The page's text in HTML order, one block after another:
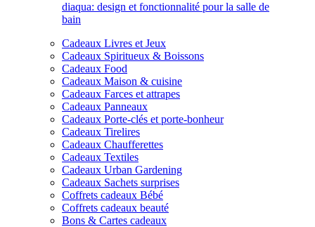
diaqua: design et fonctionnalité pour la salle de
bain
Cadeaux Livres et Jeux
Cadeaux Spiritueux & Boissons
Cadeaux Food
Cadeaux Maison & cuisine
Cadeaux Farces et attrapes
Cadeaux Panneaux
Cadeaux Porte-clés et porte-bonheur
Cadeaux Tirelires
Cadeaux Chaufferettes
Cadeaux Textiles
Cadeaux Urban Gardening
Cadeaux Sachets surprises
Coffrets cadeaux Bébé
Coffrets cadeaux beauté
Bons & Cartes cadeaux